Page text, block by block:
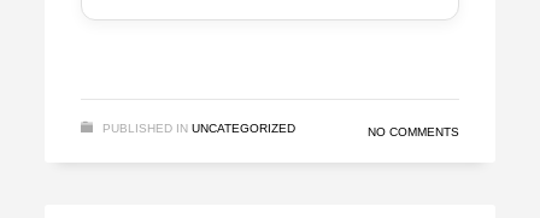
PUBLISHED IN UNCATEGORIZED NO COMMENTS